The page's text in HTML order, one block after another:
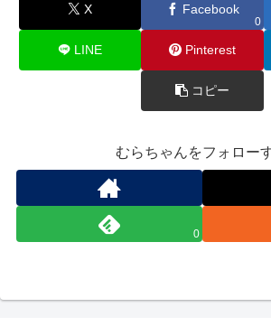
X Facebook
0
LINE Pinterest
コピー
むらちゃんをフォロー
0